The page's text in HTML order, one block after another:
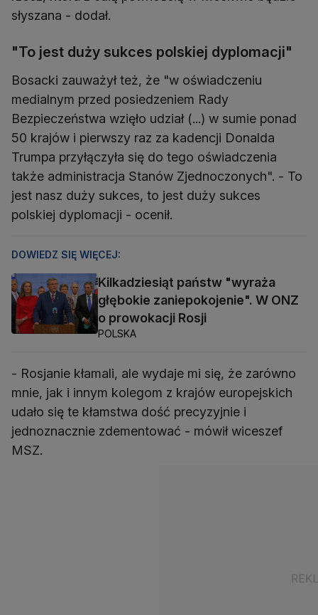
słyszana - dodał.
"To jest duży sukces polskiej dyplomacji"
Bosacki zauważył też, że "w oświadczeniu
medialnym przed posiedzeniem Rady
Bezpieczeństwa wzięło udział (...) w sumie ponad
50 krajów i pierwszy raz za kadencji Donalda
Trumpa przyłączyła się do tego oświadczenia
także administracja Stanów Zjednoczonych". - To
jest nasz duży sukces, to jest duży sukces
polskiej dyplomacji - ocenił.
DOWIEDZ SIĘ WIĘCEJ:
Kilkadziesiąt państw "wyraża
głębokie zaniepokojenie". W ONZ
o prowokacji Rosji
POLSKA
- Rosjanie kłamali, ale wydaje mi się, że zarówno
mnie, jak i innym kolegom z krajów europejskich
udało się te kłamstwa dość precyzyjnie i
jednoznacznie zdementować - mówił wiceszef
MSZ.